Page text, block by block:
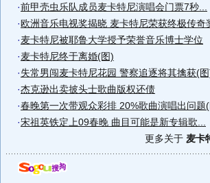
·前甲壳虫乐队成员麦卡特尼演唱会门票7秒...
·欧洲音乐电视奖揭晓 麦卡特尼荣获终极传奇
·麦卡特尼被耶鲁大学授予荣誉音乐博士学位
·麦卡特尼终于离婚(图)
·失常男闯麦卡特尼花园 警察追逐将其擒获(
·杰克逊出卖披头士歌曲版权还债
·春晚第一次带观众彩排 20%歌曲演唱出问题
·宋祖英铁定上09春晚 曲目可能是新专辑歌...
更多关于 麦卡